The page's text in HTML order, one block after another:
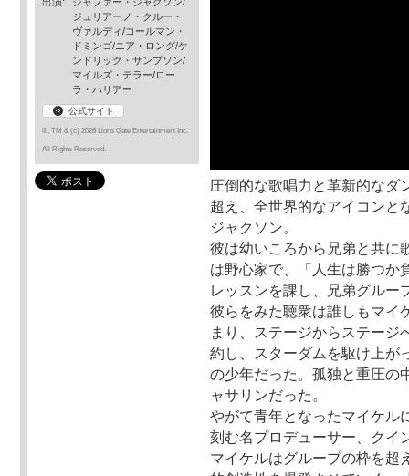
ジュリアーノ・クルー・
ヴァルディ/コールマン・
ドミンゴ/ニア・ロング/ケ
ンドリック・サンプソン/
マイルズ・テラー/ロー
ラ・ハリアー
公式サイト
®, TM & (c) 2026 Lions Gate Entertainment Inc.
All Rights Reserved.
圧倒的な歌唱力と革新的なダ
超え、全世界的なアイコンと
ジャクソン。
彼は幼いころから兄弟と共に
は野心家で、「人生は勝つか
レッスンを課し、兄弟グルー
彼らをみた聴衆は誰しもマイ
まり、ステージからステージ
約し、スターダムを駆け上が
の少年だった。孤独と重圧の
ャサリンだった。
やがて青年となったマイケル
刻む名プロデューサー、クイ
マイケルはグループの枠を超